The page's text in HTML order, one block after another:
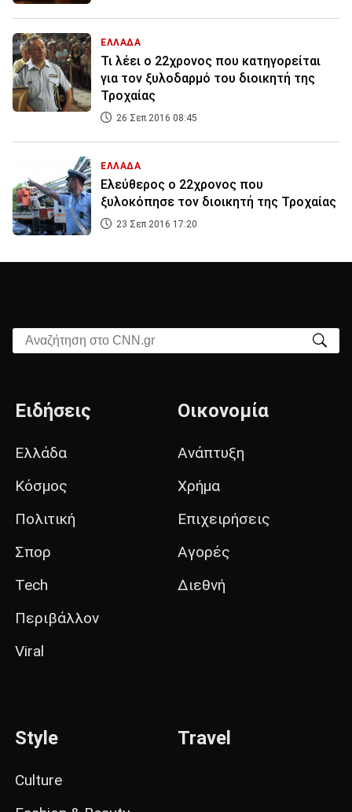
ΕΛΛΑΔΑ
Τι λέει ο 22χρονος που κατηγορείται
για τον ξυλοδαρμό του διοικητή της
Τροχαίας
26 Σεπ 2016 08:45
ΕΛΛΑΔΑ
Ελεύθερος ο 22χρονος που
ξυλοκόπησε τον διοικητή της Τροχαίας
23 Σεπ 2016 17:20
Αναζήτηση στο CNN.gr
Ειδήσεις
Ελλάδα
Κόσμος
Πολιτική
Σπορ
Tech
Περιβάλλον
Viral
Οικονομία
Ανάπτυξη
Χρήμα
Επιχειρήσεις
Αγορές
Διεθνή
Style
Culture
Travel